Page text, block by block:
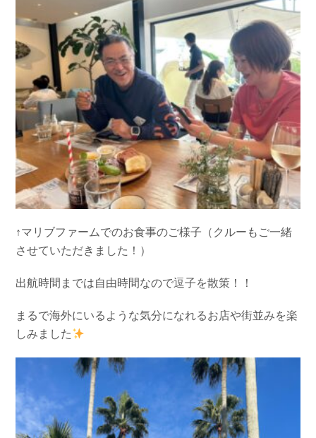
↑マリブファームでのお食事のご様子（クルーもご一緒
させていただきました！）
出航時間までは自由時間なので逗子を散策！！
まるで海外にいるような気分になれるお店や街並みを楽
しみました